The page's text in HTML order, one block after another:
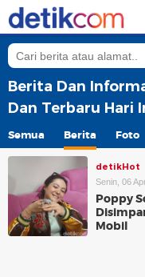
Berita Dan
Dan Terbaru Hari
Semua Berita Foto
detikHot
Senin, 06
Poppy
Mobil